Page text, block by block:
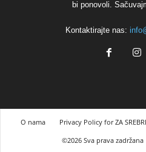
bi ponovoli.
Kontaktirajte nas:
O nama Privacy Policy for ZA
©2026 Sva prava zadržana